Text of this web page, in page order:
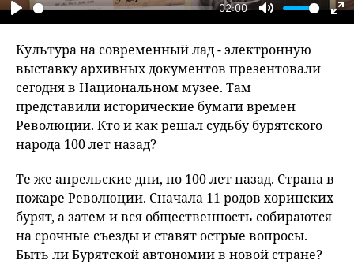
Play
02:00
Mute
Культура на современный лад - электронную
выставку архивных документов презентовали
сегодня в Национальном музее. Там
представили исторические бумаги времен
Революции. Кто и как решал судьбу бурятского
народа 100 лет назад?
Те же апрельские дни, но 100 лет назад. Страна в
пожаре Революции. Сначала 11 родов хоринских
бурят, а затем и вся общественность собираются
на срочные съезды и ставят острые вопросы.
Быть ли Бурятской автономии в новой стране?